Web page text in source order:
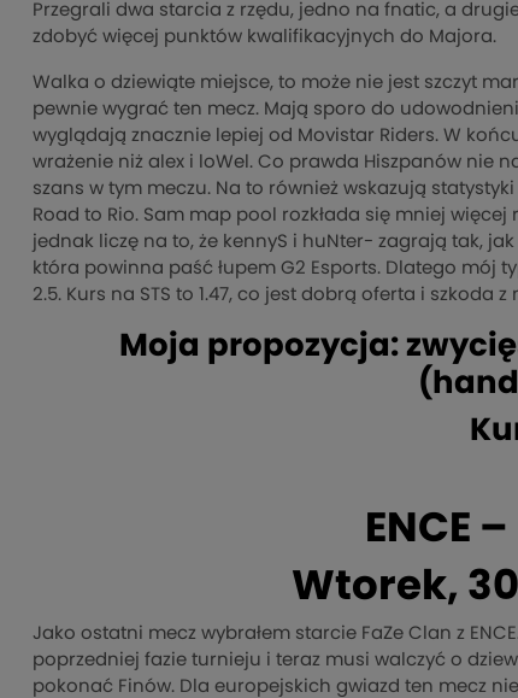
Przegrali dwa starcia z rzędu, jedno na fnatic, a
zdobyć więcej punktów kwalifikacyjnych do Majora.
Walka o dziewiąte miejsce, to może nie jest szczyt
pewnie wygrać ten mecz. Mają sporo do
wyglądają znacznie lepiej od Movistar Riders. W
wrażenie niż alex i loWel. Co prawda Hiszpanów nie
szans w tym meczu. Na to również wskazują
Road to Rio. Sam map pool rozkłada się mniej
jednak liczę na to, że kennyS i huNter- zagrają tak,
która powinna paść łupem G2 Esports. Dlatego mój
2.5. Kurs na STS to 1.47, co jest dobrą oferta i szkoda
Moja propozycja:
ENCE
Wtorek,
Jako ostatni mecz wybrałem starcie FaZe Clan z
poprzedniej fazie turnieju i teraz musi walczyć o
pokonać Finów. Dla europejskich gwiazd ten mecz